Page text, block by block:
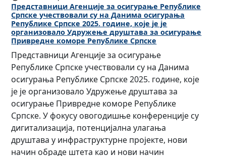
к
е
Д
р
ж
е
а
Ј
а
а
њ
е
Р
е
п
у
б
л
и
к
е
з
у
л
а
т
и
м
а
с
т
р
у
ч
а
в
ј
е
ш
т
е
њ
е
о
к
а
н
Представници Агенције за осигурање Републике
Српске учествовали су на Данима осигурања
Републике Српске 2025. године, које је је
организовало Удружење друштава за осигурање
Привредне коморе Републике Српске
Представници Агенције за осигурање
Републике Српске учествовали су на Данима
осигурања Републике Српске 2025. године, које
је је организовало Удружење друштава за
осигурање Привредне коморе Републике
Српске. У фокусу овогодишње конференције су
дигитализација, потенцијална улагања
друштава у инфраструктурне пројекте, нови
начин обраде штета као и нови начин